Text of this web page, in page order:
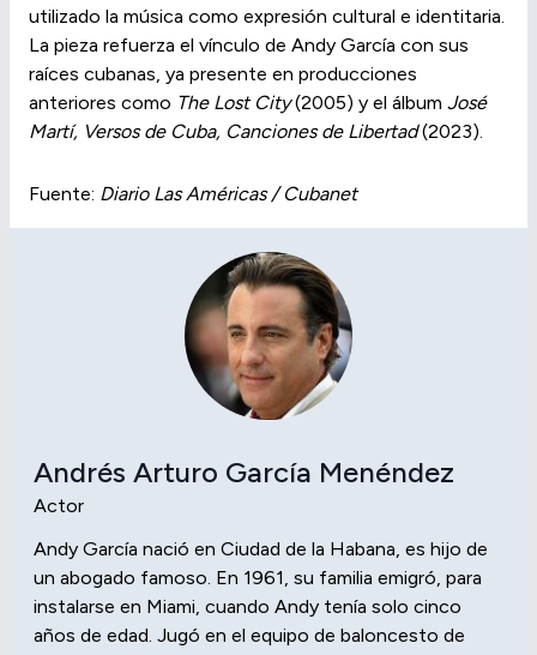
utilizado la música como expresión cultural e identitaria.
La pieza refuerza el vínculo de Andy García con sus
raíces cubanas, ya presente en producciones
anteriores como The Lost City(2005) y el álbum José
Martí, Versos de Cuba, Canciones de Libertad(2023).
Fuente: Diario Las Américas / Cubanet
Andrés Arturo García Menéndez
Actor
Andy García nació en Ciudad de la Habana, es hijo de
un abogado famoso. En 1961, su familia emigró, para
instalarse en Miami, cuando Andy tenía solo cinco
años de edad. Jugó en el equipo de baloncesto de